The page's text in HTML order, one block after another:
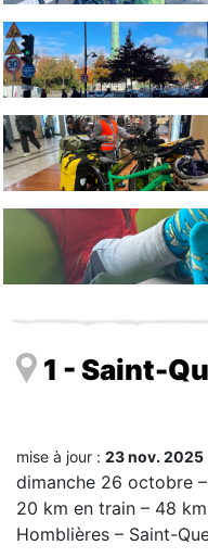
1 - Saint-
mise à jour : 23 nov. 2025
dimanche 26 octobre
20 km en train – 48
Homblières – Saint-